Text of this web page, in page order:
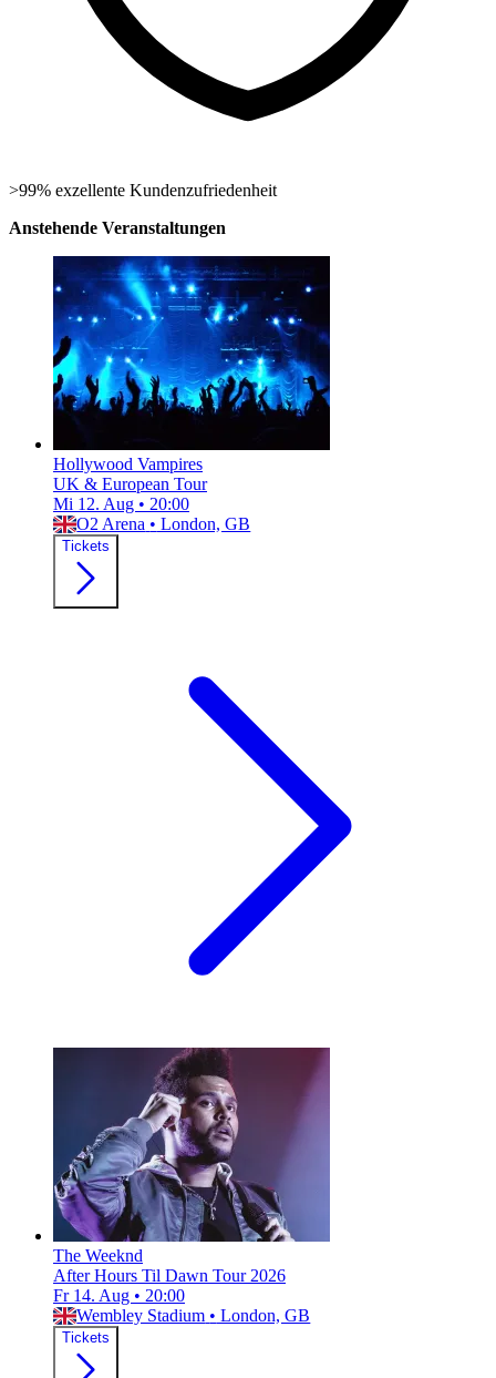
>99% exzellente Kundenzufriedenheit
Anstehende Veranstaltungen
Hollywood Vampires
UK & European Tour
Mi 12. Aug • 20:00
O2 Arena • London, GB
Tickets
The Weeknd
After Hours Til Dawn Tour 2026
Fr 14. Aug • 20:00
Wembley Stadium • London, GB
Tickets